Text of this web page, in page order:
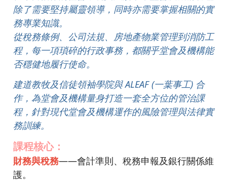
除了需要堅持屬靈領導，同時亦需要掌握相關的實
務專業知識。
從稅務條例、公司法規、房地產物業管理到消防工
程，每一項瑣碎的行政事務，都關乎堂會及機構能
否穩健地履行使命。
建道教牧及信徒領袖學院與 ALEAF (一葉事工) 合
作，為堂會及機構量身打造一套全方位的管治課
程，針對現代堂會及機構運作的風險管理與法律實
務訓練。
課程核心：
財務與稅務——會計準則、稅務申報及銀行關係維
護。